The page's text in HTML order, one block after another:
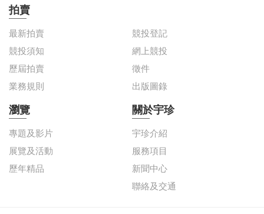
拍賣
最新拍賣
競投登記
競投須知
網上競投
歷屆拍賣
徵件
業務規則
出版圖錄
瀏覽
專題及影片
展覽及活動
歷年精品
關於宇珍
宇珍介紹
服務項目
新聞中心
聯絡及交通